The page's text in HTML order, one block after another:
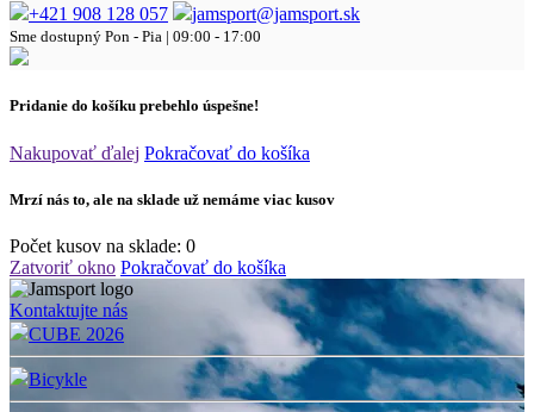
+421 908 128 057 jamsport@jamsport.sk
Sme dostupný Pon - Pia | 09:00 - 17:00
Pridanie do košíku prebehlo úspešne!
Nakupovať ďalej Pokračovať do košíka
Mrzí nás to, ale na sklade už nemáme viac kusov
Počet kusov na sklade: 0
Zatvoriť okno Pokračovať do košíka
Kontaktujte nás
CUBE 2026
Bicykle